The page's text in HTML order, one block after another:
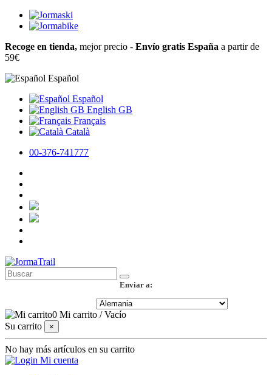
Recoge en tienda, mejor precio - Envío gratis España a partir de
59€
Español
Español
English GB
Français
Català
00-376-741777
Enviar a:
0 Mi carrito /Vacío
Su carrito
×
No hay más artículos en su carrito
Mi cuenta